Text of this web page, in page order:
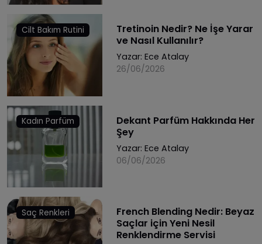
Cilt Bakım Rutini
Tretinoin Nedir? Ne İşe Yarar
ve Nasıl Kullanılır?
Yazar: Ece Atalay
26/06/2026
Kadın Parfüm
Dekant Parfüm Hakkında Her
Şey
Yazar: Ece Atalay
06/06/2026
Saç Renkleri
French Blending Nedir: Beyaz
Saçlar için Yeni Nesil
Renklendirme Servisi